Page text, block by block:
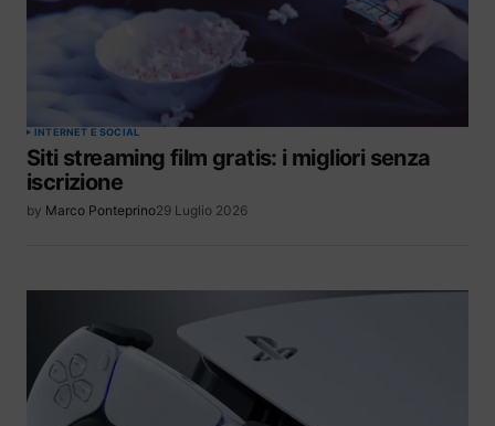
INTERNET E SOCIAL
Siti streaming film gratis: i migliori senza
iscrizione
by Marco Ponteprino29 Luglio 2026